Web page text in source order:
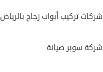
شركات تركيب أبواب زجاج بالرياض
شركة سوبر صيانة